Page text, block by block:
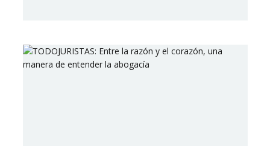
partir de un riguroso proceso de
investigación independiente basado…